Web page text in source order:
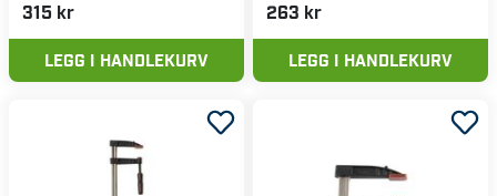
315 kr
LEGG I HANDLEKURV
263 kr
LEGG I HANDLEKURV